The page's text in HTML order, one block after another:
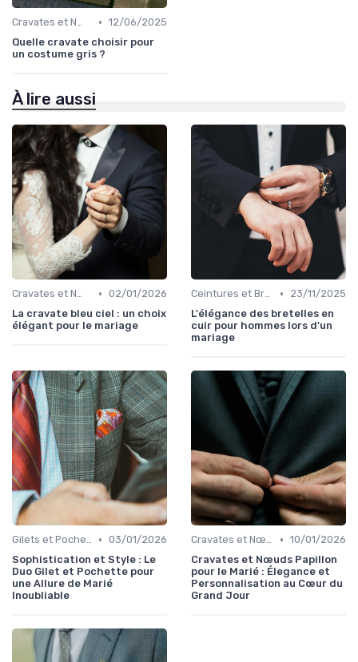
Cravates et Nœuds Papillon • 12/06/2025
Quelle cravate choisir pour
un costume gris ?
À lire aussi
Cravates et Nœuds Papillon • 02/01/2026
La cravate bleu ciel : un choix
élégant pour le mariage
Ceintures et Bretelles •
23/11/2025
L'élégance des bretelles en
cuir pour hommes lors d'un
mariage
Gilets et Pochettes • 03/01/2026
Sophistication et Style : Le
Duo Gilet et Pochette pour
une Allure de Marié
Inoubliable
Cravates et Nœuds Papillon • 10/01/2026
Cravates et Nœuds Papillon
pour le Marié : Élegance et
Personnalisation au Cœur du
Grand Jour